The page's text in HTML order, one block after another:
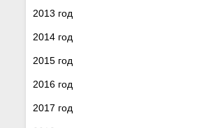
2013 год
2014 год
2015 год
2016 год
2017 год